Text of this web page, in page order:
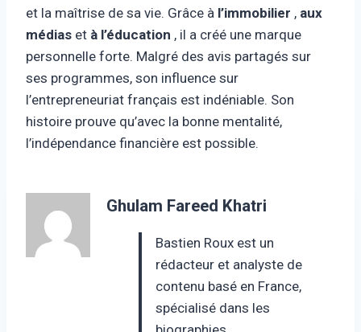
et la maîtrise de sa vie. Grâce à l’immobilier , aux
médias et à l’éducation , il a créé une marque
personnelle forte. Malgré des avis partagés sur
ses programmes, son influence sur
l’entrepreneuriat français est indéniable. Son
histoire prouve qu’avec la bonne mentalité,
l’indépendance financière est possible.
Ghulam Fareed Khatri
Bastien Roux est un
rédacteur et analyste de
contenu basé en France,
spécialisé dans les